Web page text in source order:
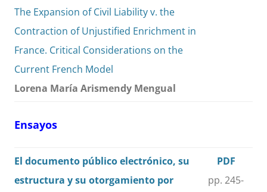
The Expansion of Civil Liability v. the
Contraction of Unjustified Enrichment in
France. Critical Considerations on the
Current French Model
Lorena María Arismendy Mengual
Ensayos
El documento público electrónico, su
estructura y su otorgamiento por
PDF
pp. 245-